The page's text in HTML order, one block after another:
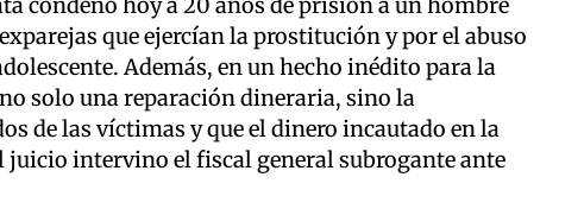
que ejercían la prostitución y por el abuso
Además, en un hecho inédito para la
solo una reparación dineraria, sino la
de las víctimas y que el dinero incautado en la
juicio intervino el fiscal general subrogante ante